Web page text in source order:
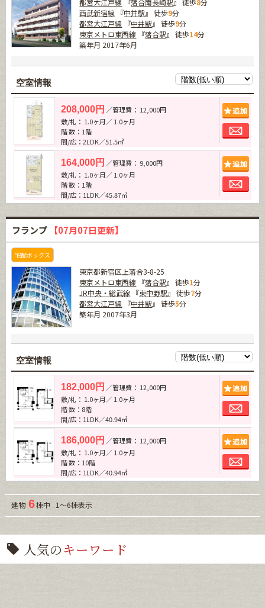
都営大江戸線 『落合南長崎駅』 徒歩8分
西武新宿線 『中井駅』 徒歩9分
都営大江戸線 『中井駅』 徒歩9分
東京メトロ東西線 『落合駅』 徒歩14分
築年月 2017年6月
空室情報
208,000円 ／管理費： 12,000円
敷/礼： 1.0ヶ月／ 1.0ヶ月
階 数：1階
間/広：2LDK／51.5㎡
164,000円 ／管理費： 9,000円
敷/礼： 1.0ヶ月／ 1.0ヶ月
階 数：1階
間/広：1LDK／45.87㎡
フランプ 【07月07日更新】
宅配ボックス
東京都新宿区上落合3-8-25
東京メトロ東西線 『落合駅』 徒歩1分
JR中央・総武線 『東中野駅』 徒歩7分
都営大江戸線 『中井駅』 徒歩5分
築年月 2007年3月
空室情報
182,000円 ／管理費： 12,000円
敷/礼： 1.0ヶ月／ 1.0ヶ月
階 数：8階
間/広：1LDK／40.94㎡
186,000円 ／管理費： 12,000円
敷/礼： 1.0ヶ月／ 1.0ヶ月
階 数：10階
間/広：1LDK／40.94㎡
建物 6棟中 1～6棟表示
人気のキーワード